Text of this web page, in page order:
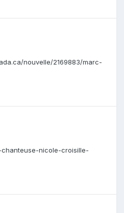
nouvelle/2169883/marc-
nicole-croisille-